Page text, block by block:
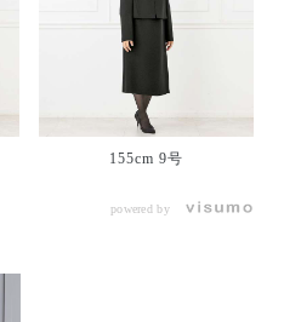
155cm 9号
powered by